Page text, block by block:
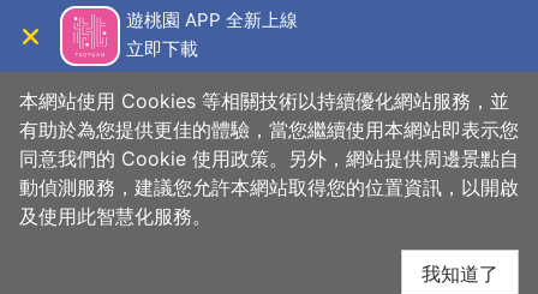
主
遊桃園 APP 全新上線
立即下載
首頁 > 想去的地方 > 美食、購物 > 美食快搜
釀香居懷舊餐廳
人氣：9625
本網站使用 Cookies 等相關技術以持續優化網站服務，並
有助於為您提供更佳的體驗，當您繼續使用本網站即表示您
同意我們的 Cookie 使用政策。另外，網站提供周邊景點自
動偵測服務，建議您允許本網站取得您的位置資訊，以開啟
及使用此智慧化服務。
我知道了